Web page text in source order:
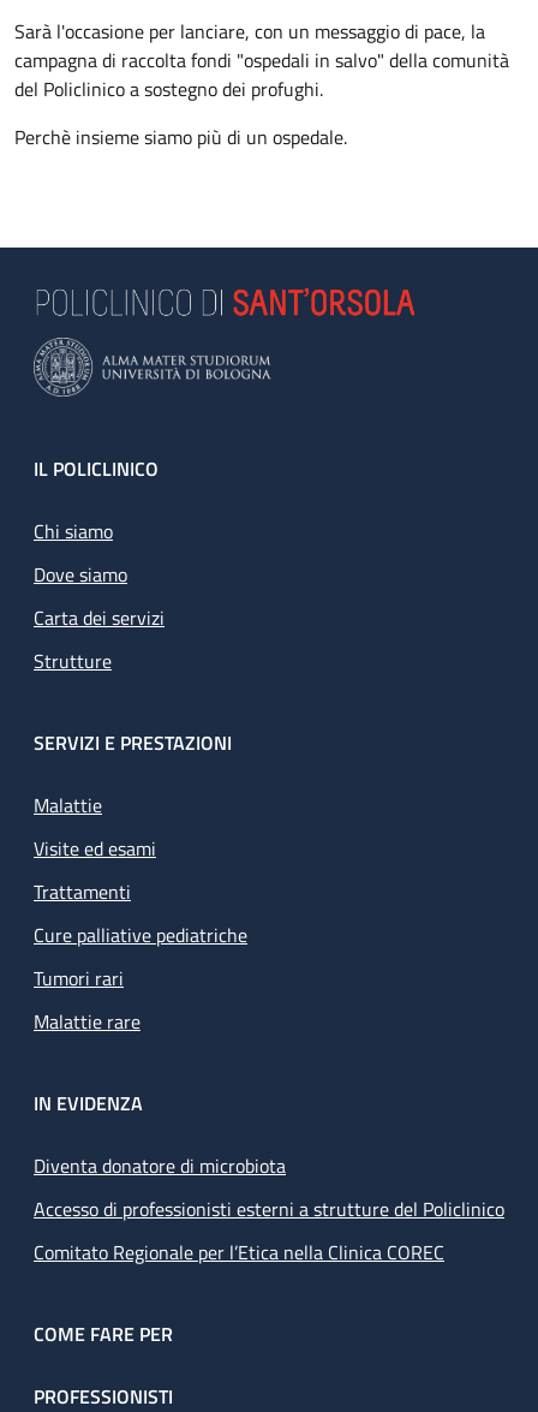
Sarà l'occasione per lanciare, con un messaggio di pace, la
campagna di raccolta fondi "ospedali in salvo" della comunità
del Policlinico a sostegno dei profughi.
Perchè insieme siamo più di un ospedale.
Footer
IL POLICLINICO
Chi siamo
Dove siamo
Carta dei servizi
Strutture
SERVIZI E PRESTAZIONI
Malattie
Visite ed esami
Trattamenti
Cure palliative pediatriche
Tumori rari
Malattie rare
IN EVIDENZA
Diventa donatore di microbiota
Accesso di professionisti esterni a strutture del Policlinico
Comitato Regionale per l’Etica nella Clinica COREC
COME FARE PER
PROFESSIONISTI